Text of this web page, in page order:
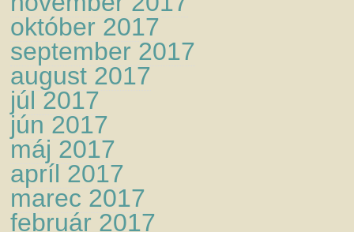
október 2017
september 2017
august 2017
júl 2017
jún 2017
máj 2017
apríl 2017
marec 2017
február 2017